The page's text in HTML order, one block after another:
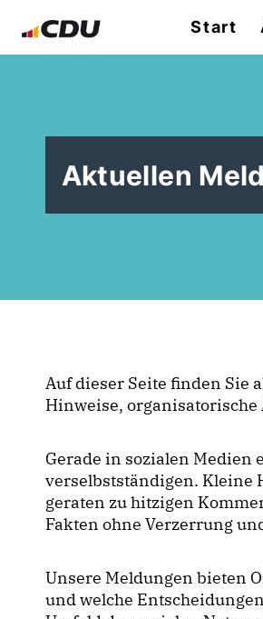
Start
Aktuellen
Auf dieser Seite finden Sie
Hinweise,
Gerade in sozialen
verselbstständigen. Kleine
geraten zu hitzigen
Fakten ohne Verzerrung
Unsere Meldungen bieten
und welche